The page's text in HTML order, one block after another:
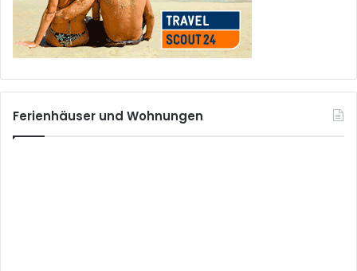
Ferienhäuser und Wohnungen